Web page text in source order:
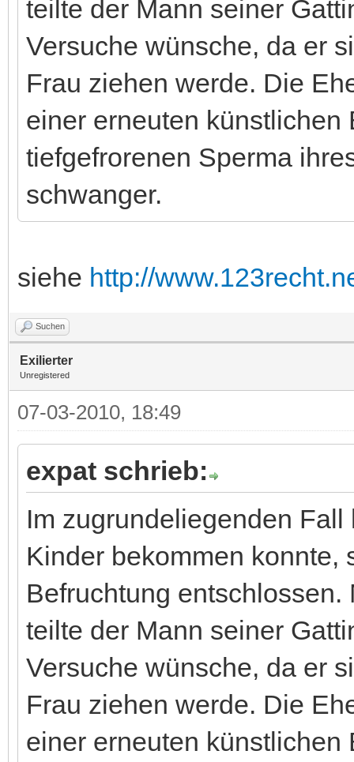
teilte der Mann seiner
Versuche wünsche, da er
Frau ziehen werde. Die
einer erneuten künstlichen
tiefgefrorenen Sperma
schwanger.
siehe http://
Suchen
Exilierter
Unregistered
07-03-2010, 18:49
expat schrieb:
Im zugrundeliegenden
Kinder bekommen konnte,
Befruchtung
teilte der Mann seiner
Versuche wünsche, da er
Frau ziehen werde. Die
einer erneuten künstlichen